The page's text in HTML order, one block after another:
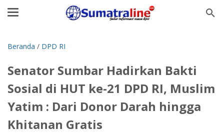
Beranda / DPD RI
‎Senator Sumbar Hadirkan Bakti
Sosial di HUT ke-21 DPD RI, Muslim
Yatim : Dari Donor Darah hingga
Khitanan Gratis